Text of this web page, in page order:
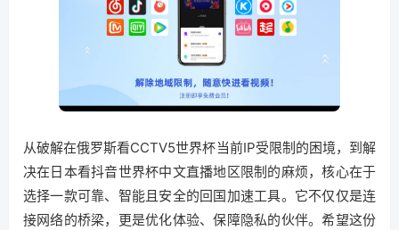
从破解在俄罗斯看CCTV5世界杯当前IP受限制的困境，到解
决在日本看抖音世界杯中文直播地区限制的麻烦，核心在于
选择一款可靠、智能且安全的回国加速工具。它不仅仅是连
接网络的桥梁，更是优化体验、保障隐私的伙伴。希望这份